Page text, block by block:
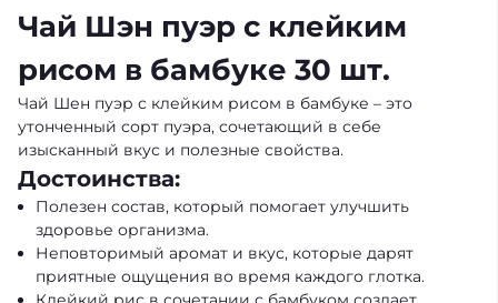
Чай Шэн пуэр с клейким
рисом в бамбуке 30 шт.
Чай Шен пуэр с клейким рисом в бамбуке – это
утонченный сорт пуэра, сочетающий в себе
изысканный вкус и полезные свойства.
Достоинства:
Полезен состав, который помогает улучшить
здоровье организма.
Неповторимый аромат и вкус, которые дарят
приятные ощущения во время каждого глотка.